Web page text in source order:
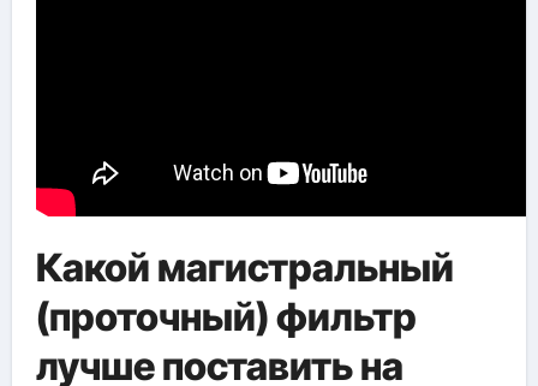
Какой магистральный
(проточный) фильтр
лучше поставить на